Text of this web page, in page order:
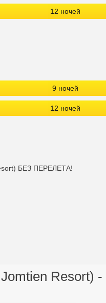
12 ночей
9 ночей
12 ночей
БЕЗ ПЕРЕЛЕТА!
Resort)